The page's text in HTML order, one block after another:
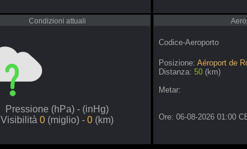
Condizioni attuali
Pressione (hPa) - (inHg)
Visibilità 0 (miglio) - 0 (km)
Codice-Aeroporto
Posizione: Aéroport de
Distanza: 50 (km)
Metar:
Ore: 06-08-2026 01:00